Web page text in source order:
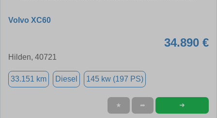
Volvo XC60
34.890 €
Hilden, 40721
33.151 km Diesel 145 kw (197 PS)
★ ➦ ➜